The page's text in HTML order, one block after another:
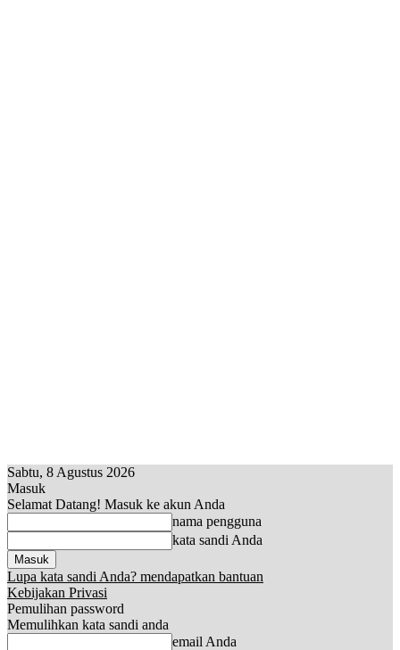
Sabtu, 8 Agustus 2026
Masuk
Selamat Datang! Masuk ke akun Anda
nama pengguna
kata sandi Anda
Lupa kata sandi Anda? mendapatkan bantuan
Kebijakan Privasi
Pemulihan password
Memulihkan kata sandi anda
email Anda